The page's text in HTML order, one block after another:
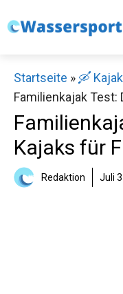
Inhalt
Startseite » 🛶 Kajak
Familienkajak Test:
Kajaks für
Redaktion Juli